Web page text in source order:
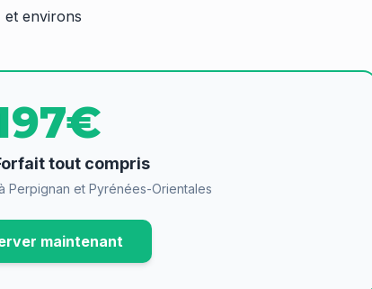
et environs
tout compris
Perpignan et Pyrénées-Orientales
maintenant